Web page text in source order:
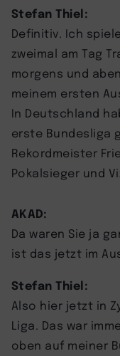
Stefan Thiel:
Definitiv. Ich
zweimal am Tag
morgens und
meinem ersten
In Deutschland
erste Bundesliga
Rekordmeister
Pokalsieger und
AKAD:
Da waren Sie ja
ist das jetzt im
Stefan Thiel:
Also hier jetzt in
Liga. Das war
oben auf meiner